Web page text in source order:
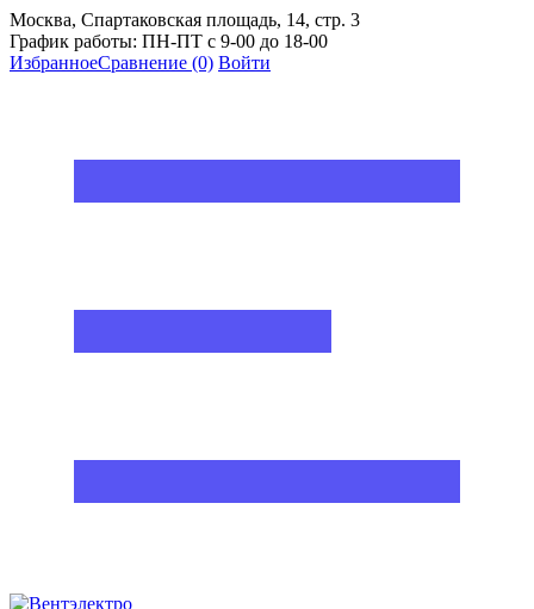
Москва, Спартаковская площадь, 14, стр. 3
График работы: ПН-ПТ с 9-00 до 18-00
ИзбранноеСравнение (0) Войти